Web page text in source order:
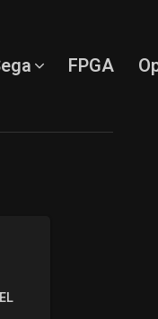
FPGA